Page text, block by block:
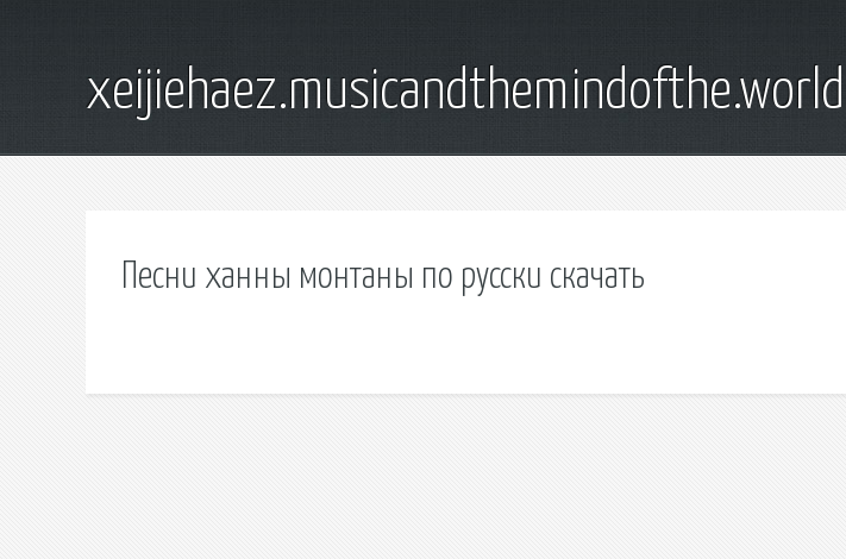
xeijiehaez.musicandthemindofthe.world
Песни ханны монтаны по русски скачать